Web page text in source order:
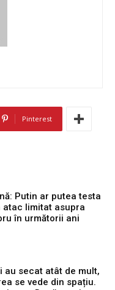
Pinterest
Putin ar putea testa
atac limitat asupra
în următorii ani
au secat atât de mult,
se vede din spațiu.